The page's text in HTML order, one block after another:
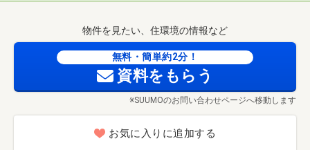
物件を見たい、住環境の情報など
無料・簡単約2分！
資料をもらう
※SUUMOのお問い合わせページへ移動します
お気に入りに追加する